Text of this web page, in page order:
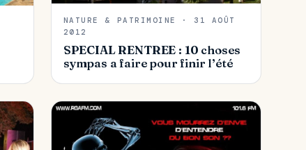
NATURE & PATRIMOINE · 31 AOÛT
2012
SPECIAL RENTREE : 10 choses
sympas a faire pour finir l’été